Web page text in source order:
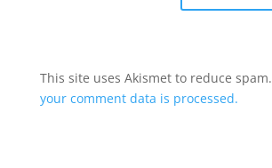
This site uses Akismet to reduce spam.
your comment data is processed.